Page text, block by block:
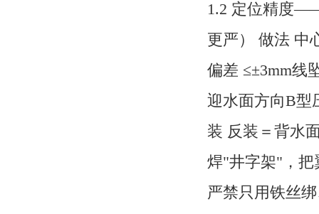
1.2 定位精度
更严） 做法 中
偏差 ≤±3mm​ 线
迎水面方向​ B
装 反装＝背水
焊"井字架"，把
严禁只用铁丝